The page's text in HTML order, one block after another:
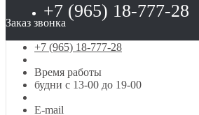
+7 (965) 18-777-28
Заказ звонка
+7 (965) 18-777-28
Время работы
будни с 13-00 до 19-00
E-mail